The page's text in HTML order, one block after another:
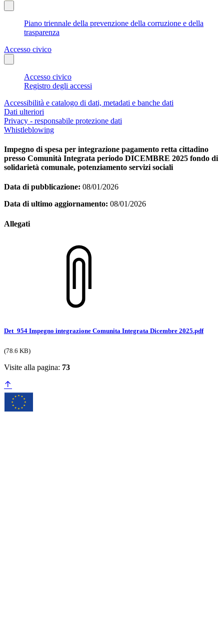
Piano triennale della prevenzione della corruzione e della
trasparenza
Accesso civico
Accesso civico
Registro degli accessi
Accessibilità e catalogo di dati, metadati e banche dati
Dati ulteriori
Privacy - responsabile protezione dati
Whistleblowing
Impegno di spesa per integrazione pagamento retta cittadino
presso Comunità Integrata periodo DICEMBRE 2025 fondo di
solidarietà comunale, potenziamento servizi sociali
Data di pubblicazione: 08/01/2026
Data di ultimo aggiornamento: 08/01/2026
Allegati
Det_954 Impegno integrazione Comunita Integrata Dicembre 2025.pdf
(78.6 KB)
Visite alla pagina: 73